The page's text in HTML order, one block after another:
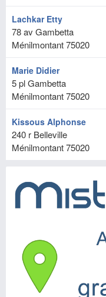
Lachkar Etty
78 av Gambetta
Ménilmontant75020
Marie Didier
5 pl Gambetta
Ménilmontant75020
Kissous Alphonse
240 r Belleville
Ménilmontant75020